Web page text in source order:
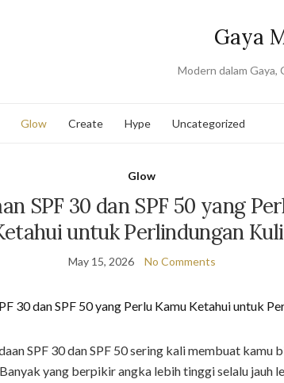
Gaya
Modern dalam Gaya,
Glow Create Hype Uncategorized
Glow
SPF 30 dan SPF 50 yang
untuk Perlindungan
May 15, 2026 No Comments
SPF 30 dan SPF 50 sering kali membuat kamu
yang berpikir angka lebih tinggi selalu jauh